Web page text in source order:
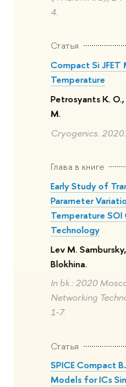
4.
Статья
Compact Si
Temperature
Petrosyants K. O.,
M.
Cryogenics. 2020.
Глава в книге
Early Study of
Parameter
Temperature
Technology
Lev M.
Blokhina.
In bk.: 2020
Networking
1-7.
Статья
SPICE Compact
Models for ICs